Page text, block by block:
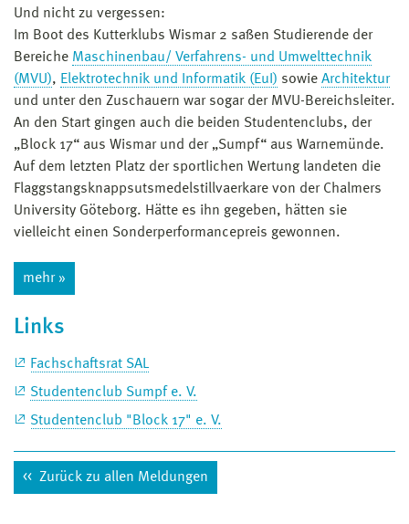
Und nicht zu vergessen:
Im Boot des Kutterklubs Wismar 2 saßen Studierende der
Bereiche Maschinenbau/ Verfahrens- und Umwelttechnik
(MVU), Elektrotechnik und Informatik (EuI) sowie Architektur
und unter den Zuschauern war sogar der MVU-Bereichsleiter.
An den Start gingen auch die beiden Studentenclubs, der
„Block 17“ aus Wismar und der „Sumpf“ aus Warnemünde.
Auf dem letzten Platz der sportlichen Wertung landeten die
Flaggstangsknappsutsmedelstillvaerkare von der Chalmers
University Göteborg. Hätte es ihn gegeben, hätten sie
vielleicht einen Sonderperformancepreis gewonnen.
mehr »
Links
Fachschaftsrat SAL
Studentenclub Sumpf e. V.
Studentenclub "Block 17" e. V.
Zurück zu allen Meldungen